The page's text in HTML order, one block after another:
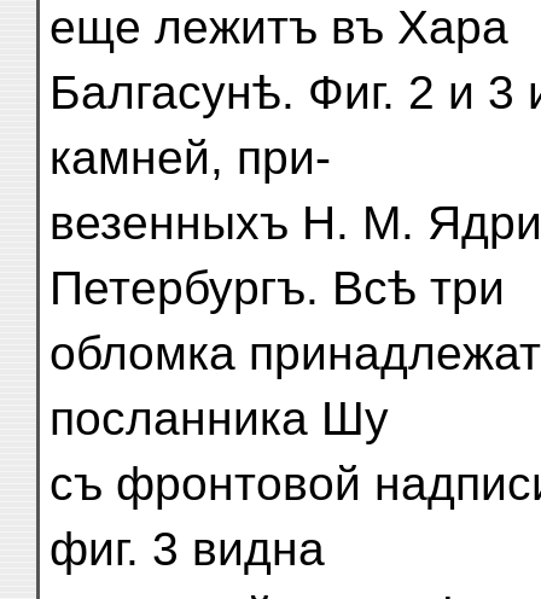
еще лежитъ въ Хара
Балгасунѣ. Фиг. 2 и
камней, при-
везенныхъ Н. М.
Петербургъ. Всѣ три
обломка
посланника Шу
съ фронтовой
фиг. 3 видна